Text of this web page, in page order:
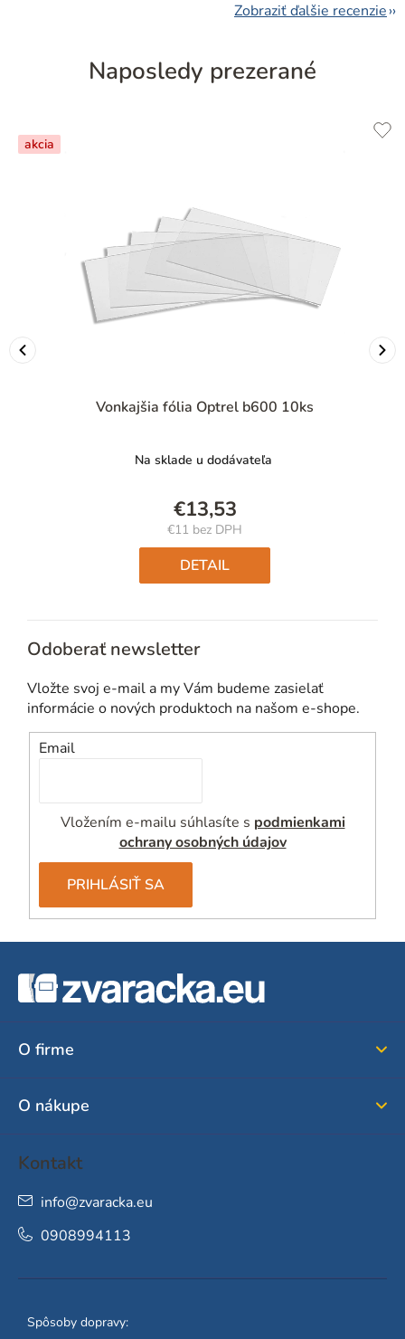
Zobraziť ďalšie recenzie
Naposledy prezerané
akcia
Vonkajšia fólia Optrel b600 10ks
Na sklade u dodávateľa
€13,53
€11 bez DPH
Jednotková
cena:
DETAIL
Odoberať newsletter
Vložte svoj e-mail a my Vám budeme zasielať
informácie o nových produktoch na našom e-shope.
Email
Vložením e-mailu súhlasíte s podmienkami
ochrany osobných údajov
PRIHLÁSIŤ SA
O firme
O nákupe
Kontakt
info@zvaracka.eu
0908994113
Spôsoby dopravy: